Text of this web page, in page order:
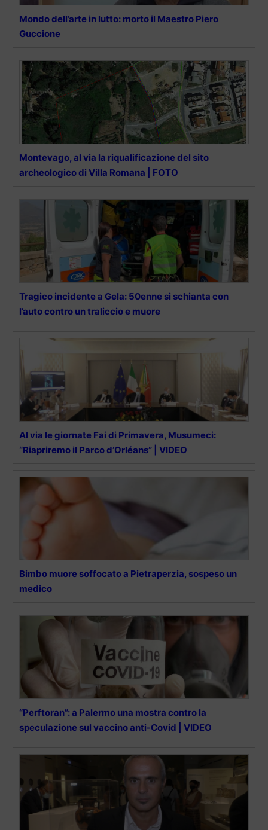
Mondo dell’arte in lutto: morto il Maestro Piero
Guccione
Montevago, al via la riqualificazione del sito
archeologico di Villa Romana | FOTO
Tragico incidente a Gela: 50enne si schianta con
l’auto contro un traliccio e muore
Al via le giornate Fai di Primavera, Musumeci:
“Riapriremo il Parco d’Orléans” | VIDEO
Bimbo muore soffocato a Pietraperzia, sospeso un
medico
“Perftoran”: a Palermo una mostra contro la
speculazione sul vaccino anti-Covid | VIDEO